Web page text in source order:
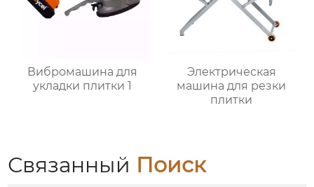
Вибромашина для
укладки плитки 1
Электрическая
машина для резки
плитки
Связанный Поиск